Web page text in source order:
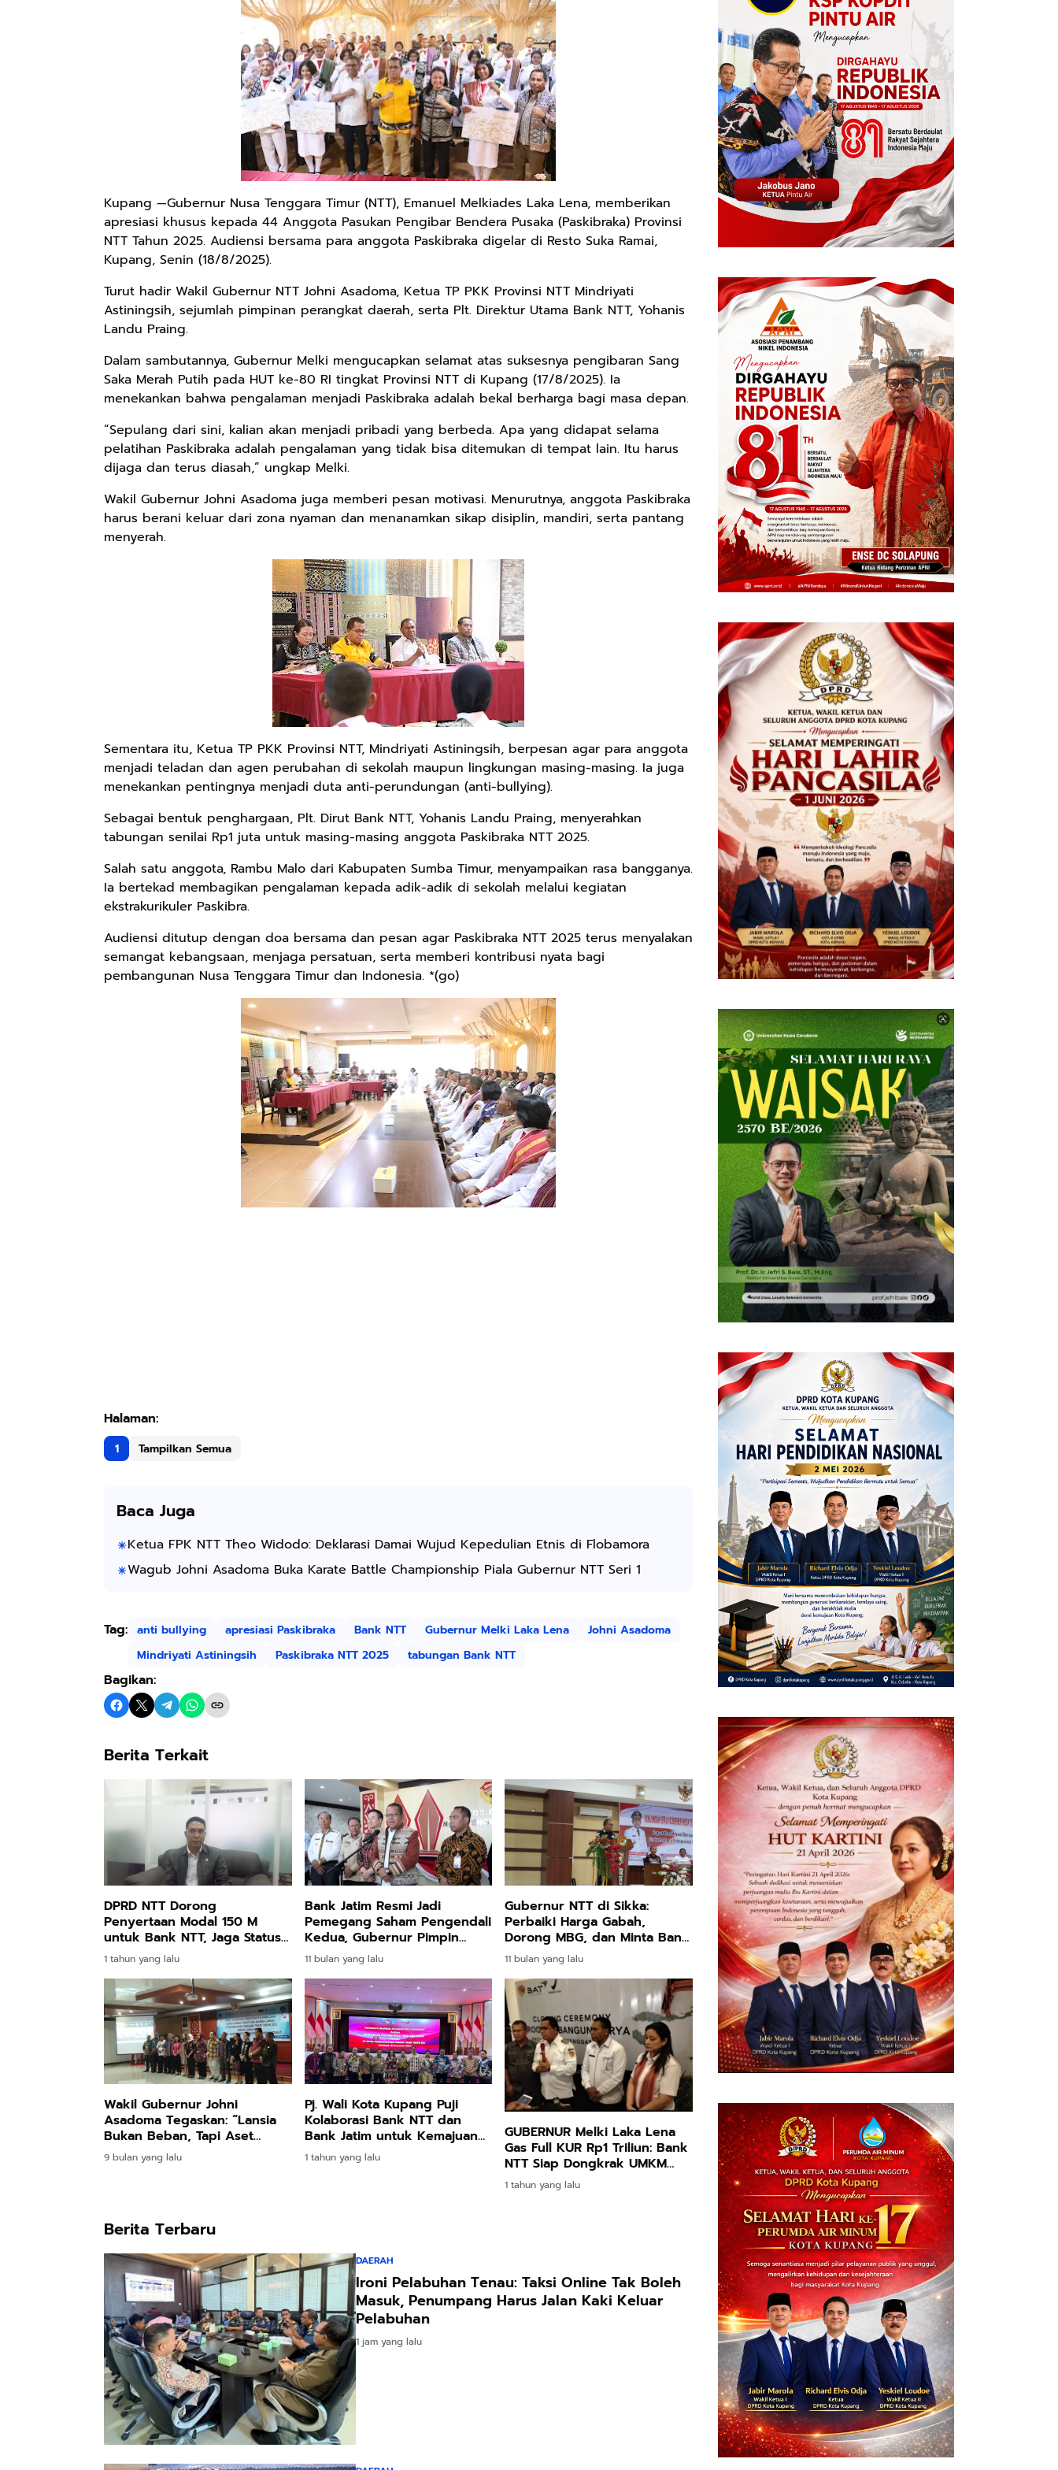
Kupang —Gubernur Nusa Tenggara Timur (NTT), Emanuel Melkiades Laka Lena, memberikan
apresiasi khusus kepada 44 Anggota Pasukan Pengibar Bendera Pusaka (Paskibraka) Provinsi
NTT Tahun 2025. Audiensi bersama para anggota Paskibraka digelar di Resto Suka Ramai,
Kupang, Senin (18/8/2025).
Turut hadir Wakil Gubernur NTT Johni Asadoma, Ketua TP PKK Provinsi NTT Mindriyati
Astiningsih, sejumlah pimpinan perangkat daerah, serta Plt. Direktur Utama Bank NTT, Yohanis
Landu Praing.
Dalam sambutannya, Gubernur Melki mengucapkan selamat atas suksesnya pengibaran Sang
Saka Merah Putih pada HUT ke-80 RI tingkat Provinsi NTT di Kupang (17/8/2025). Ia
menekankan bahwa pengalaman menjadi Paskibraka adalah bekal berharga bagi masa depan.
“Sepulang dari sini, kalian akan menjadi pribadi yang berbeda. Apa yang didapat selama
pelatihan Paskibraka adalah pengalaman yang tidak bisa ditemukan di tempat lain. Itu harus
dijaga dan terus diasah,” ungkap Melki.
Wakil Gubernur Johni Asadoma juga memberi pesan motivasi. Menurutnya, anggota Paskibraka
harus berani keluar dari zona nyaman dan menanamkan sikap disiplin, mandiri, serta pantang
menyerah.
Sementara itu, Ketua TP PKK Provinsi NTT, Mindriyati Astiningsih, berpesan agar para anggota
menjadi teladan dan agen perubahan di sekolah maupun lingkungan masing-masing. Ia juga
menekankan pentingnya menjadi duta anti-perundungan (anti-bullying).
Sebagai bentuk penghargaan, Plt. Dirut Bank NTT, Yohanis Landu Praing, menyerahkan
tabungan senilai Rp1 juta untuk masing-masing anggota Paskibraka NTT 2025.
Salah satu anggota, Rambu Malo dari Kabupaten Sumba Timur, menyampaikan rasa bangganya.
Ia bertekad membagikan pengalaman kepada adik-adik di sekolah melalui kegiatan
ekstrakurikuler Paskibra.
Audiensi ditutup dengan doa bersama dan pesan agar Paskibraka NTT 2025 terus menyalakan
semangat kebangsaan, menjaga persatuan, serta memberi kontribusi nyata bagi
pembangunan Nusa Tenggara Timur dan Indonesia. *(go)
1 Tampilkan Semua
Baca Juga
Ketua FPK NTT Theo Widodo: Deklarasi Damai Wujud Kepedulian Etnis di Flobamora
Wagub Johni Asadoma Buka Karate Battle Championship Piala Gubernur NTT Seri 1
Tag: anti bullying apresiasi Paskibraka Bank NTT Gubernur Melki Laka Lena
Johni Asadoma
Mindriyati Astiningsih
Paskibraka NTT 2025 tabungan Bank NTT
Bagikan:
Berita Terkait
DPRD NTT Dorong
Penyertaan Modal 150 M
untuk Bank NTT, Jaga Status
Sebagai Bank Umum
1 tahun yang lalu
Bank Jatim Resmi Jadi
Pemegang Saham Pengendali
Kedua, Gubernur Pimpin
RUPS Luar Biasa Bank NTT
11 bulan yang lalu
Gubernur NTT di Sikka:
Perbaiki Harga Gabah,
Dorong MBG, dan Minta Bank
NTT Jadi Motor Ekonomi Desa
11 bulan yang lalu
Wakil Gubernur Johni
Asadoma Tegaskan: “Lansia
Bukan Beban, Tapi Aset
Pembangunan!”
9 bulan yang lalu
Pj. Wali Kota Kupang Puji
Kolaborasi Bank NTT dan
Bank Jatim untuk Kemajuan
Ekonomi
1 tahun yang lalu
GUBERNUR Melki Laka Lena
Gas Full KUR Rp1 Triliun: Bank
NTT Siap Dongkrak UMKM
NTT!
1 tahun yang lalu
Berita Terbaru
DAERAH
Ironi Pelabuhan Tenau: Taksi Online Tak Boleh
Masuk, Penumpang Harus Jalan Kaki Keluar
Pelabuhan
1 jam yang lalu